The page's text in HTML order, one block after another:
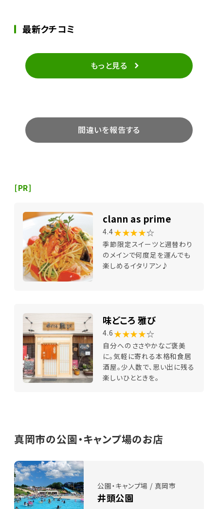
最新クチコミ
もっと見る
間違いを報告する
[PR]
clann as prime
4.4★★★★☆
季節限定スイーツと週替わり
のメインで何度足を運んでも
楽しめるイタリアン♪
味どころ 雅び
4.6 ★★★★☆
自分へのささやかなご褒美
に。気軽に寄れる本格和食居
酒屋。少人数で、思い出に残る
楽しいひとときを。
真岡市の公園・キャンプ場のお店
公園・キャンプ場 / 真岡市
井頭公園